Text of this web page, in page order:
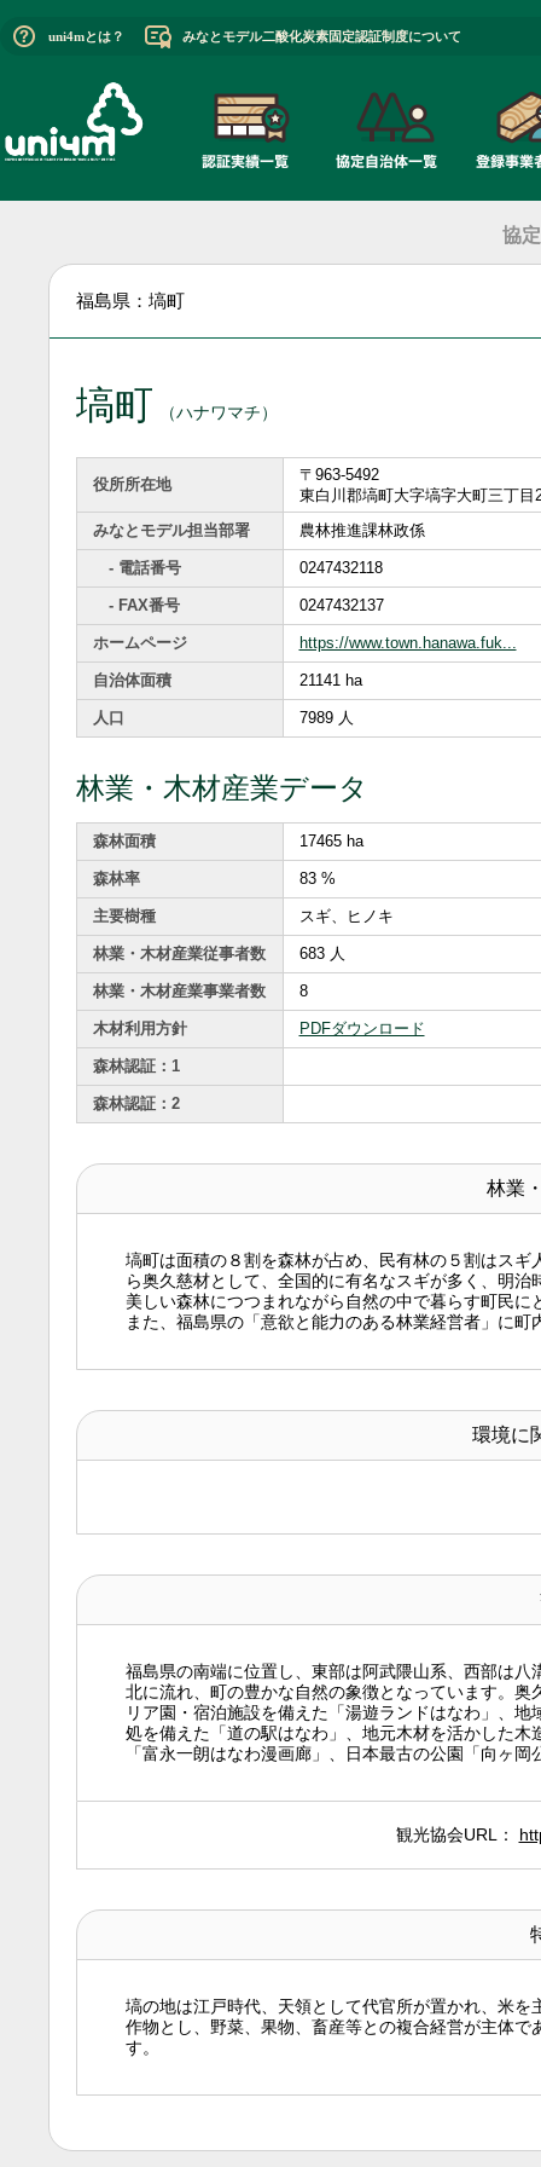
uni4mとは？ みなとモデル二酸化炭素固定認証制度について
協
福島県：塙町
塙町 （ハナワマチ）
役所所在地
〒963-5492
東白川郡塙町大字塙字大町三丁目
みなとモデル担当部署
農林推進課林政係
- 電話番号 0247432118
- FAX番号 0247432137
ホームページ https://www.town.hanawa.fuk...
自治体面積 21141 ha
人口 7989 人
林業・木材産業データ
森林面積 17465 ha
森林率 83 %
主要樹種 スギ、ヒノキ
林業・木材産業従事者数 683 人
林業・木材産業事業者数 8
木材利用方針 PDFダウンロード
森林認証：1
森林認証：2
林業
塙町は面積の８割を森林が占め、民有林の５割はス
ら奥久慈材として、全国的に有名なスギが多く、明
美しい森林につつまれながら自然の中で暮らす町民
また、福島県の「意欲と能力のある林業経営者」に
環境に
福島県の南端に位置し、東部は阿武隈山系、西部は
北に流れ、町の豊かな自然の象徴となっています。
リア園・宿泊施設を備えた「湯遊ランドはなわ」、
処を備えた「道の駅はなわ」、地元木材を活かした
「富永一朗はなわ漫画廊」、日本最古の公園「向ヶ
観光協会URL：
塙の地は江戸時代、天領として代官所が置かれ、米
作物とし、野菜、果物、畜産等との複合経営が主体
す。